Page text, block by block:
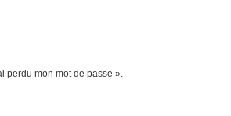
perdu mon mot de passe ».